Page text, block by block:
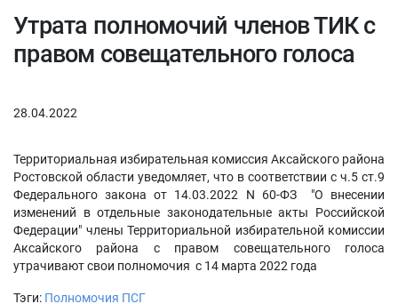
Утрата полномочий членов ТИК с
правом совещательного голоса
28.04.2022
Территориальная избирательная комиссия Аксайского района
Ростовской области уведомляет, что в соответствии с ч.5 ст.9
Федерального закона от 14.03.2022 N 60-ФЗ "О внесении
изменений в отдельные законодательные акты Российской
Федерации" члены Территориальной избирательной комиссии
Аксайского района с правом совещательного голоса
утрачивают свои полномочия с 14 марта 2022 года
Тэги: Полномочия ПСГ